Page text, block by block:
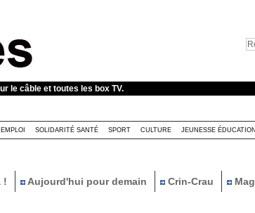
le câble et toutes les box TV.
SOLIDARITÉ SANTÉ SPORT CULTURE JEUNESSE ÉDUCATION
! Aujourd'hui pour demain Crin-Crau